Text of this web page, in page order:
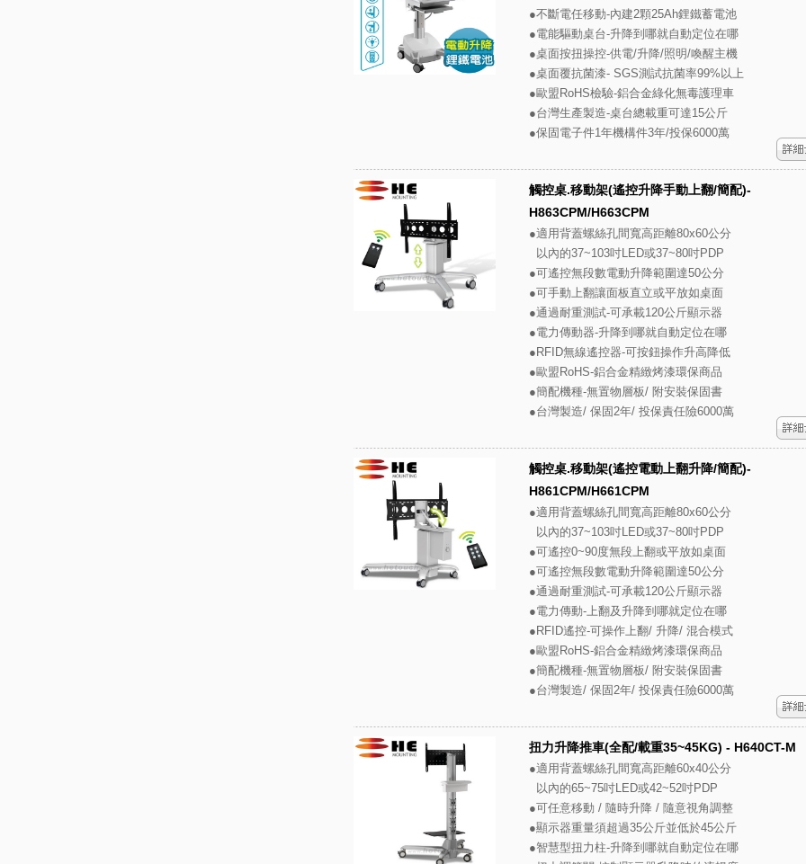
●不斷電任移動-內建2顆25Ah鋰鐵蓄電池
●電能驅動桌台-升降到哪就自動定位在哪
●桌面按扭操控-供電/升降/照明/喚醒主機
●桌面覆抗菌漆- SGS測試抗菌率99%以上
●歐盟RoHS檢驗-鋁合金綠化無毒護理車
●台灣生產製造-桌台總載重可達15公斤
●保固電子件1年機構件3年/投保6000萬
觸控桌.移動架(遙控升降手動上翻/簡配)-
H863CPM/H663CPM
●適用背蓋螺絲孔間寬高距離80x60公分
以內的37~103吋LED或37~80吋PDP
●可遙控無段數電動升降範圍達50公分
●可手動上翻讓面板直立或平放如桌面
●通過耐重測試-可承載120公斤顯示器
●電力傳動器-升降到哪就自動定位在哪
●RFID無線遙控器-可按鈕操作升高降低
●歐盟RoHS-鋁合金精緻烤漆環保商品
●簡配機種-無置物層板/ 附安裝保固書
●台灣製造/ 保固2年/ 投保責任險6000萬
觸控桌.移動架(遙控電動上翻升降/簡配)-
H861CPM/H661CPM
●適用背蓋螺絲孔間寬高距離80x60公分
以內的37~103吋LED或37~80吋PDP
●可遙控0~90度無段上翻或平放如桌面
●可遙控無段數電動升降範圍達50公分
●通過耐重測試-可承載120公斤顯示器
●電力傳動-上翻及升降到哪就定位在哪
●RFID遙控-可操作上翻/ 升降/ 混合模式
●歐盟RoHS-鋁合金精緻烤漆環保商品
●簡配機種-無置物層板/ 附安裝保固書
●台灣製造/ 保固2年/ 投保責任險6000萬
扭力升降推車(全配/載重35~45KG) - H640CT-M
●適用背蓋螺絲孔間寬高距離60x40公分
以內的65~75吋LED或42~52吋PDP
●可任意移動 / 隨時升降 / 隨意視角調整
●顯示器重量須超過35公斤並低於45公斤
●智慧型扭力柱-升降到哪就自動定位在哪